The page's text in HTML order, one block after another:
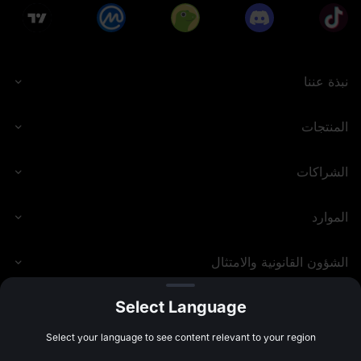
قبل انتهاء الحدث للتأهل للحصول على المكافآت.
وتداول الشبكة. ولن يتم احتساب معاملات العقود الآجلة التي
تستخدم توكنات MX لخصم الرسوم ضمن حجم التداول الصالح.
الفعالية مع أصدقائهم وحثّهم على التسجيل في حساب MEXC من
• لا يمكن للمستخدمين الحصول على مكافآت الدعوة لفعاليات
فيها المُحالون ويُكملونها، مع إعطاء الأولوية للفعالية التي تنتهي أولاً
من بين الفعاليات التي شارك فيها المُحالون، بغض النظر عن
المكافآت الأخرى (مثل الخصومات).
نبذة عننا
المنتجات
الشراكات
الموارد
الشؤون القانونية والامتثال
©
2026
MEXC.COM
Select Language
Select your language to see content relevant to your region